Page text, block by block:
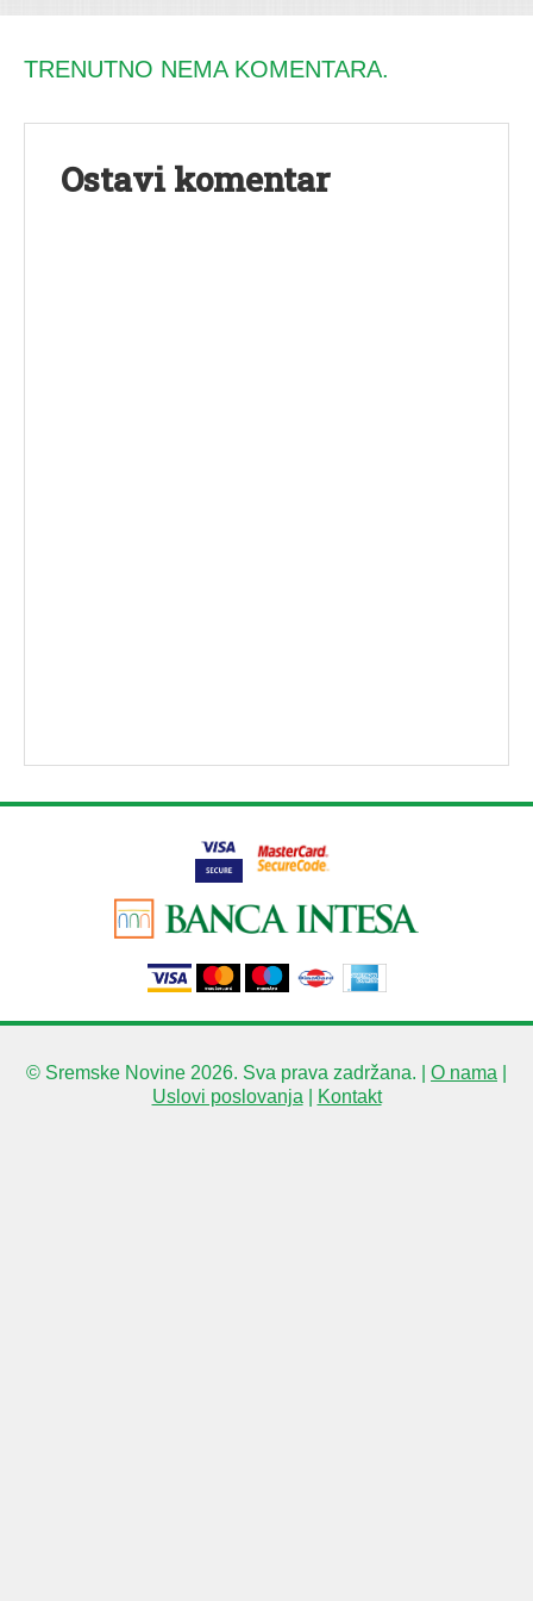
TRENUTNO NEMA KOMENTARA.
Ostavi komentar
© Sremske Novine 2026. Sva prava zadržana. | O nama
Uslovi poslovanja
Kontakt